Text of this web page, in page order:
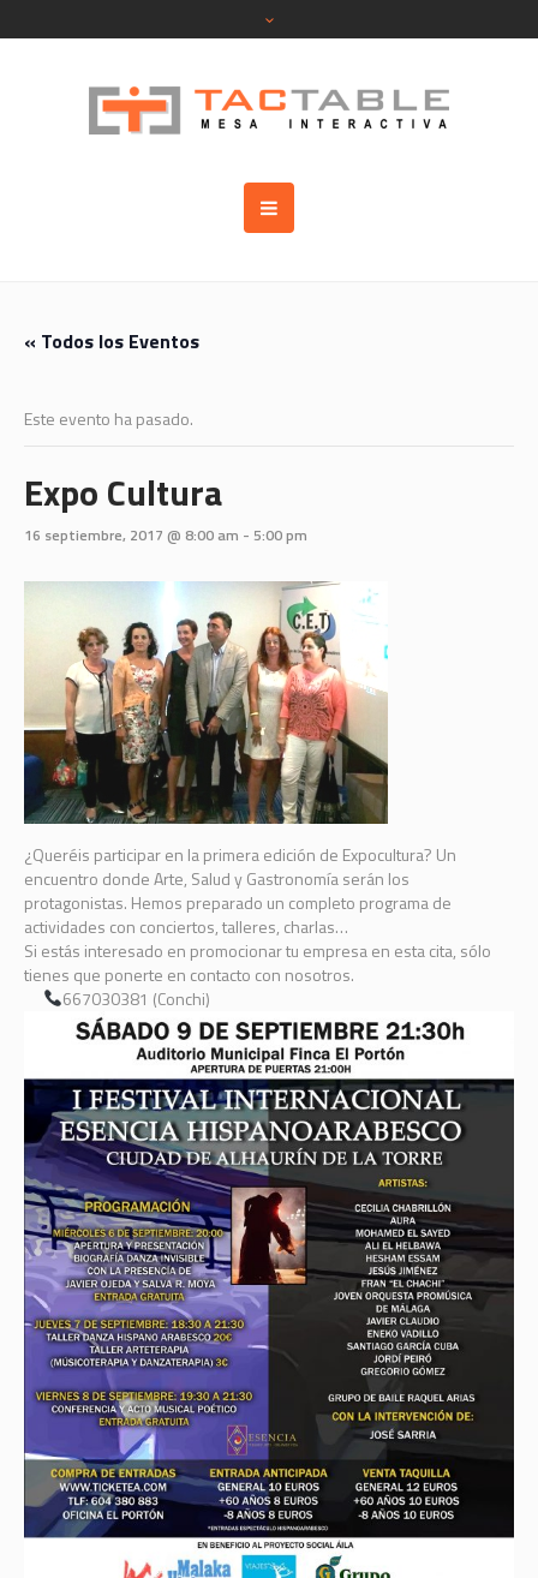
« Todos los Eventos
Este evento ha pasado.
Expo Cultura
16 septiembre, 2017 @ 8:00 am - 5:00 pm
¿Queréis participar en la primera edición de Expocultura? Un
encuentro donde Arte, Salud y Gastronomía serán los
protagonistas. Hemos preparado un completo programa de
actividades con conciertos, talleres, charlas…
Si estás interesado en promocionar tu empresa en esta cita, sólo
tienes que ponerte en contacto con nosotros.
667030381 (Conchi)